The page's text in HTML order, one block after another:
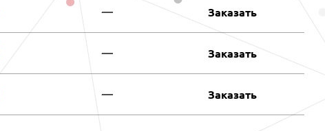
— Заказать
— Заказать
— Заказать